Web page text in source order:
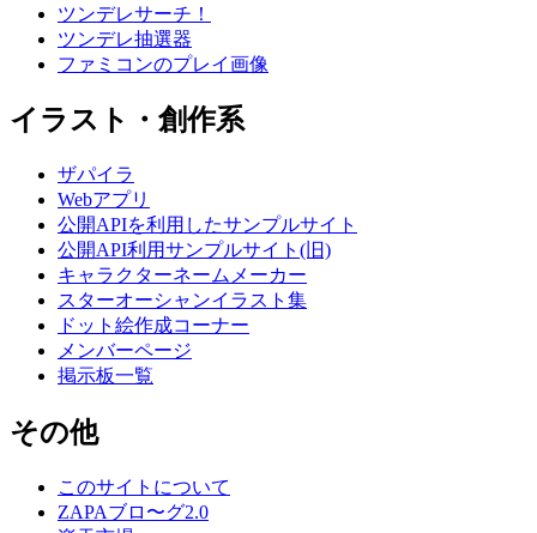
ツンデレサーチ！
ツンデレ抽選器
ファミコンのプレイ画像
イラスト・創作系
ザパイラ
Webアプリ
公開APIを利用したサンプルサイト
公開API利用サンプルサイト(旧)
キャラクターネームメーカー
スターオーシャンイラスト集
ドット絵作成コーナー
メンバーページ
掲示板一覧
その他
このサイトについて
ZAPAブロ〜グ2.0